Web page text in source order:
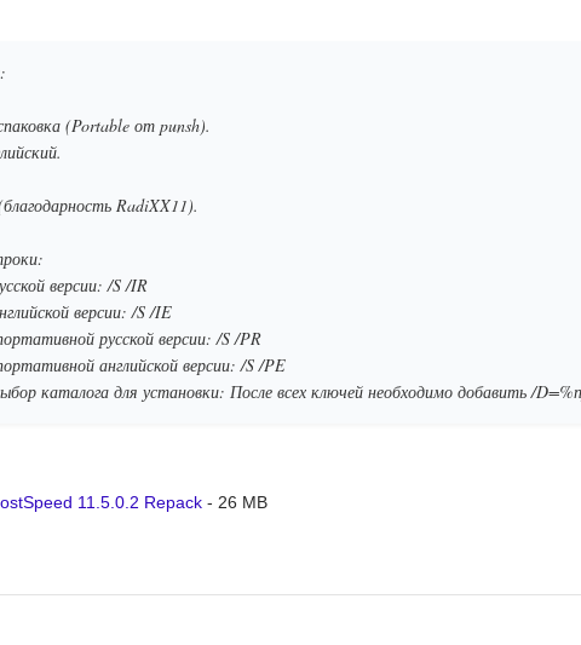
(Portable от punsh).
RadiXX11).
версии: /S /IR
версии: /S /IE
русской версии: /S /PR
английской версии: /S /PE
каталога для установки: После всех ключей необходимо добавить /
11.5.0.2 Repack - 26 MB